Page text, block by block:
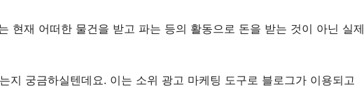
현재 어떠한 물건을 받고 파는 등의 활동으로 돈을 받는 것이 아닌 실제
지 궁금하실텐데요. 이는 소위 광고 마케팅 도구로 블로그가 이용되고